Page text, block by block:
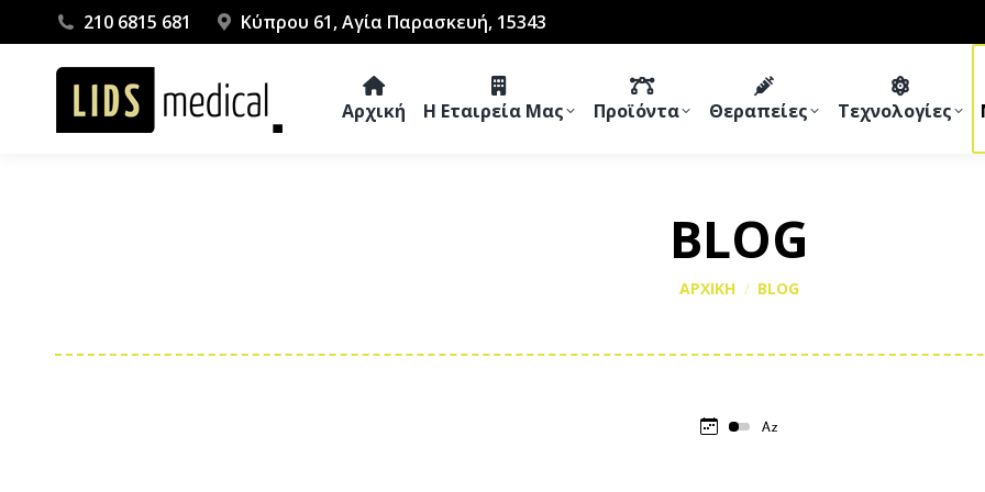
210 6815 681 Κύπρου 61, Αγία Παρασκευή, 15343
Αρχική Η Εταιρεία Μας Προϊόντα Θεραπείες Τεχνολογίες
BLOG
You are here:
ΑΡΧΙΚΗ BLOG